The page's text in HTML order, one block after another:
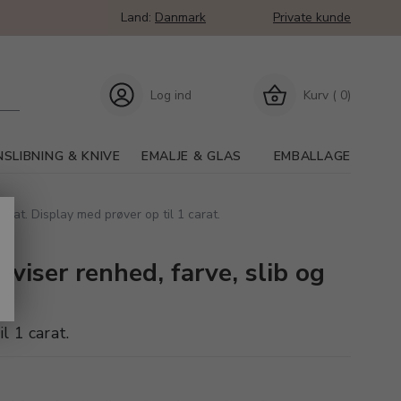
Land: Danmark Private kunde
Kurv ( 0)
Log ind
& KNIVE EMALJE & GLAS EMBALLAGE
Display med prøver op til 1 carat.
viser renhed, farve, slib og
1 carat.